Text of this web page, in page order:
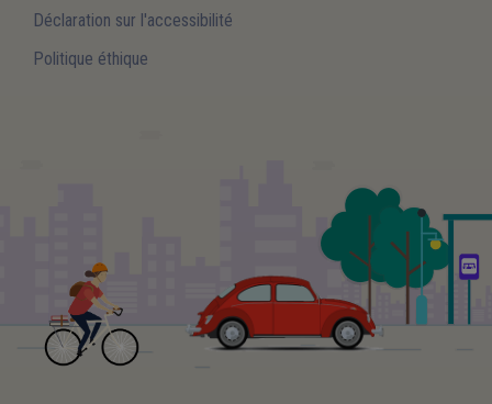
Déclaration sur l'accessibilité
Politique éthique